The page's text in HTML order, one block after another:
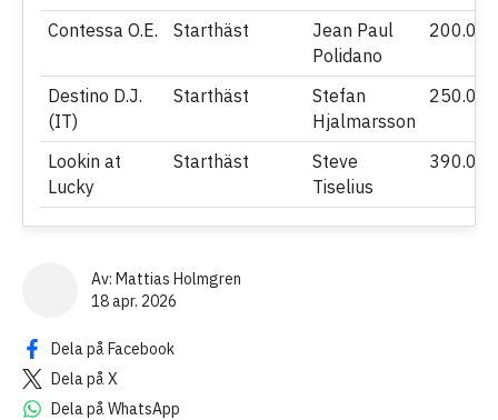
Contessa O.E.
Starthäst
Jean Paul
Polidano
200.000
Destino D.J.
(IT)
Starthäst
Stefan
Hjalmarsson
250.000
Lookin at
Lucky
Starthäst
Steve
Tiselius
390.000
Av: Mattias Holmgren
18 apr. 2026
Dela på Facebook
Dela på X
Dela på WhatsApp